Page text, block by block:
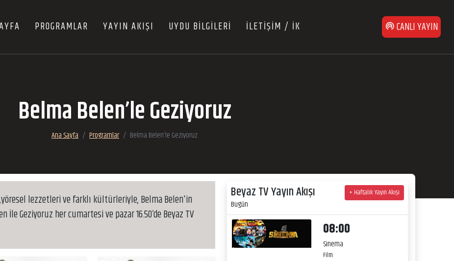
PROGRAMLAR YAYIN AKIŞI UYDU BİLGİLERİ İLETİŞİM / İK CANLI YAYIN
Belma Belen’le Geziyoruz
Ana Sayfa Programlar Belma Belen’le Geziyoruz
lezzetleri ve farklı kültürleriyle, Belma Belen'in
Geziyoruz her cumartesi ve pazar 16.50’de Beyaz TV
Beyaz TV Yayın Akışı
Bugün
+ Haftalık Yayın Akışı
08:00
Sinema
Film